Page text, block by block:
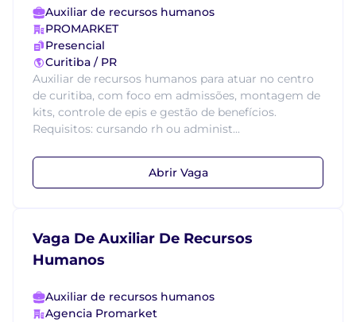
Auxiliar de recursos humanos
PROMARKET
Presencial
Curitiba / PR
Auxiliar de recursos humanos para atuar no centro
de curitiba, com foco em admissões, montagem de
kits, controle de epis e gestão de benefícios.
Requisitos: cursando rh ou administ...
Abrir Vaga
Vaga De Auxiliar De Recursos
Humanos
Auxiliar de recursos humanos
Agencia Promarket